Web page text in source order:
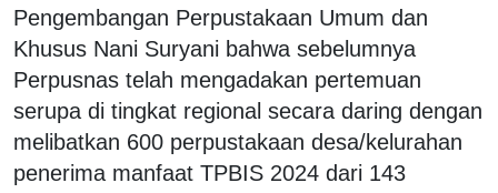
Pengembangan Perpustakaan Umum dan
Khusus Nani Suryani bahwa sebelumnya
Perpusnas telah mengadakan pertemuan
serupa di tingkat regional secara daring dengan
melibatkan 600 perpustakaan desa/kelurahan
penerima manfaat TPBIS 2024 dari 143